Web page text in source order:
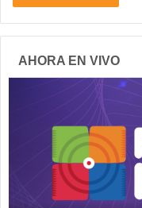
AHORA EN VIVO